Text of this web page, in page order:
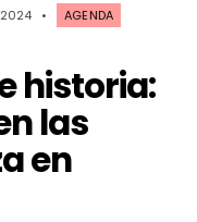
•
AGENDA
historia:
las
en